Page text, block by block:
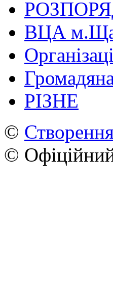
ВЦА
РІЗНЕ
©
©